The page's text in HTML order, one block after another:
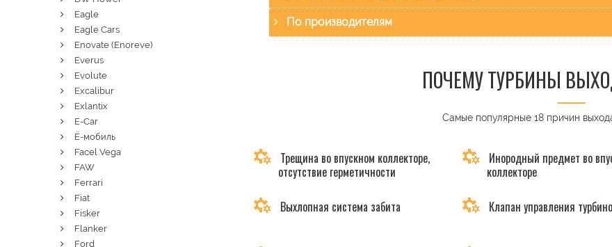
По производителям
ПОЧЕМУ ТУРБИНЫ
Самые популярные 18 причин
Трещина во впускном коллекторе,
отсутствие герметичности
Инородный предмет во
коллекторе
Выхлопная система забита Клапан управления
Eagle
Eagle Cars
Enovate (Enoreve)
Everus
Evolute
Excalibur
Exlantix
E-Car
Ё-мобиль
Facel Vega
FAW
Ferrari
Fiat
Fisker
Flanker
Ford